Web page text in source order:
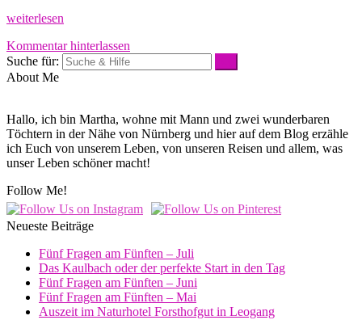
weiterlesen
Kommentar hinterlassen
Suche für:
About Me
Hallo, ich bin Martha, wohne mit Mann und zwei wunderbaren
Töchtern in der Nähe von Nürnberg und hier auf dem Blog erzähle
ich Euch von unserem Leben, von unseren Reisen und allem, was
unser Leben schöner macht!
Follow Me!
Neueste Beiträge
Fünf Fragen am Fünften – Juli
Das Kaulbach oder der perfekte Start in den Tag
Fünf Fragen am Fünften – Juni
Fünf Fragen am Fünften – Mai
Auszeit im Naturhotel Forsthofgut in Leogang